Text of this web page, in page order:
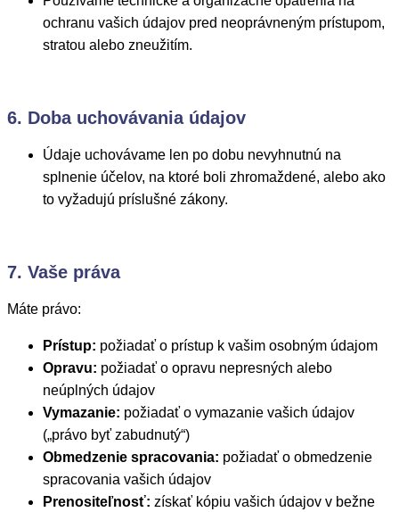
ochranu vašich údajov pred neoprávneným prístupom,
stratou alebo zneužitím.
6. Doba uchovávania údajov
Údaje uchovávame len po dobu nevyhnutnú na
splnenie účelov, na ktoré boli zhromaždené, alebo ako
to vyžadujú príslušné zákony.
7. Vaše práva
Máte právo:
Prístup: požiadať o prístup k vašim osobným údajom
Opravu: požiadať o opravu nepresných alebo
neúplných údajov
Vymazanie: požiadať o vymazanie vašich údajov
(„právo byť zabudnutý“)
Obmedzenie spracovania: požiadať o obmedzenie
spracovania vašich údajov
Prenositeľnosť: získať kópiu vašich údajov v bežne